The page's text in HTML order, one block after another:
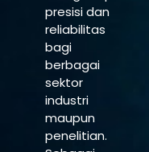
presisi dan
reliabilitas
bagi
berbagai
sektor
industri
maupun
penelitian.